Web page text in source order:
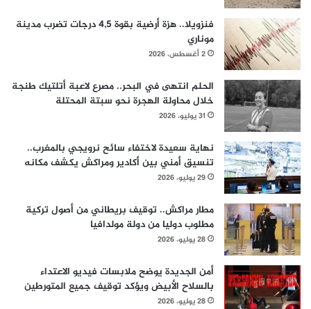
فنزويلا.. هزة أرضية بقوة 4,5 درجات تضرب مدينة
موناري
2 أغسطس، 2026
الحلم انتهى في البحر.. مصرع لاعبة أتلتيك طنجة
خلال محاولة الهجرة نحو سبتة المحتلة
31 يوليو، 2026
نهاية سعيدة لاختفاء سائح نرويجي بالمغرب..
تنسيق أمني بين أكادير ومراكش يكشف مكانه
29 يوليو، 2026
مطار مراكش.. توقيف بريطاني من أصول تركية
مطلوب دوليا من دولة مولدافيا
28 يوليو، 2026
أمن الجديدة يوضح ملابسات فيديو الاعتداء
بالسلاح الأبيض ويؤكد توقيف جميع المتورطين
28 يوليو، 2026